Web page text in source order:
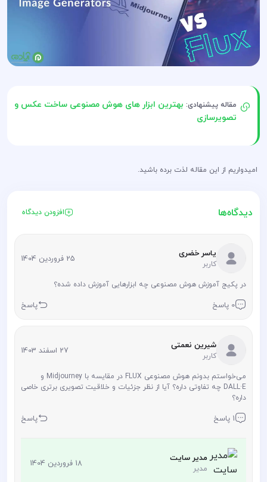
مقاله پیشنهادی: بهترین ابزار های هوش مصنوعی ساخت عکس و
تصویرسازی
امیدواریم از این مقاله لذت برده باشید.
دیدگاه‌ها افزودن دیدگاه
یاسر خضری
کاربر 25 فروردین 1404
در پکیج آموزش هوش مصنوعی چه ابزارهایی آموزش داده شده؟
0 پاسخ پاسخ
شیرین نعمتی
کاربر 27 اسفند 1403
می‌خواستم بدونم هوش مصنوعی FLUX در مقایسه با Midjourney و
DALL·E چه تفاوتی داره؟ آیا از نظر جزئیات و خلاقیت تصویری برتری خاصی
داره؟
1 پاسخ پاسخ
مدیر سایت
مدیر 18 فروردین 1404